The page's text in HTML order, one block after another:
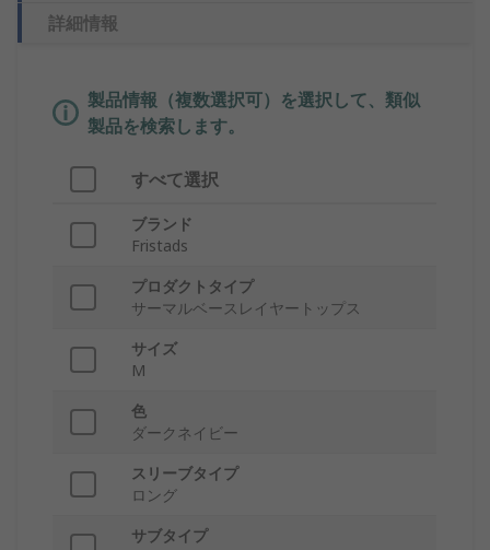
詳細情報
製品情報（複数選択可）を選択して、類似
製品を検索します。
すべて選択
ブランド
Fristads
プロダクトタイプ
サーマルベースレイヤートップス
サイズ
M
色
ダークネイビー
スリーブタイプ
ロング
サブタイプ